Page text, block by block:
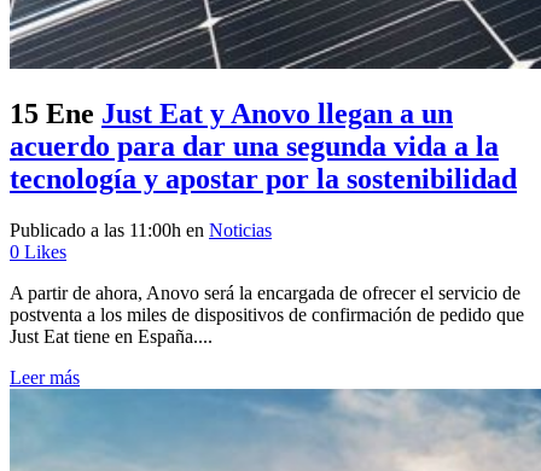
15 Ene Just Eat y Anovo llegan a un
acuerdo para dar una segunda vida a la
tecnología y apostar por la sostenibilidad
Publicado a las 11:00h en Noticias
0 Likes
A partir de ahora, Anovo será la encargada de ofrecer el servicio de
postventa a los miles de dispositivos de confirmación de pedido que
Just Eat tiene en España....
Leer más